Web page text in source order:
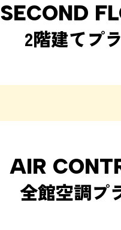
SECOND
2階建てプ
AIR
全館空調プ